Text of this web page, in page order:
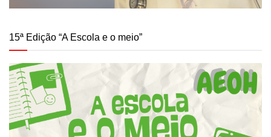
15ª Edição “A Escola e o meio”